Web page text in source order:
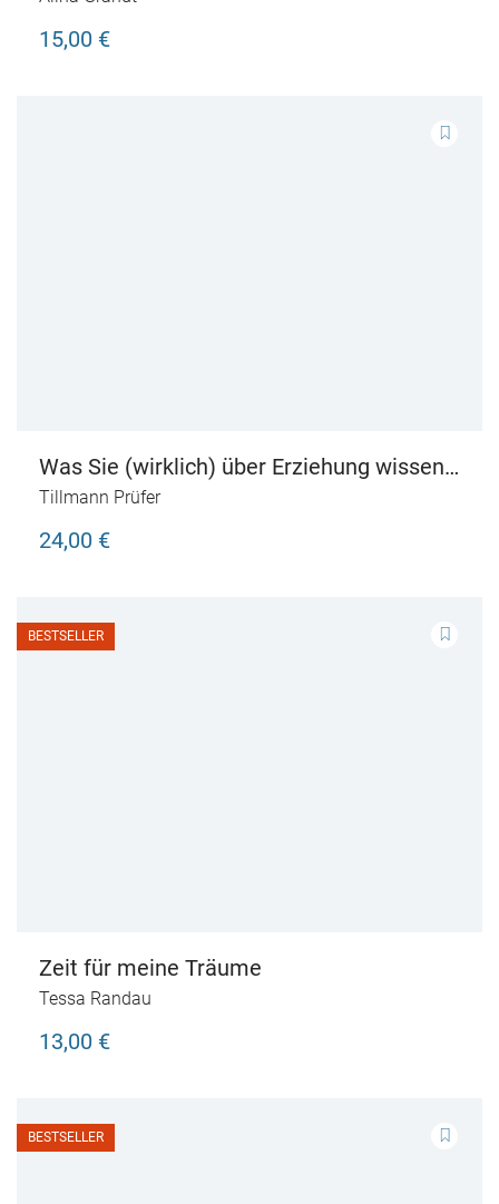
15,00 €
Was Sie (wirklich) über Erziehung wissen
müssen
Tillmann Prüfer
24,00 €
BESTSELLER
Zeit für meine Träume
Tessa Randau
13,00 €
BESTSELLER